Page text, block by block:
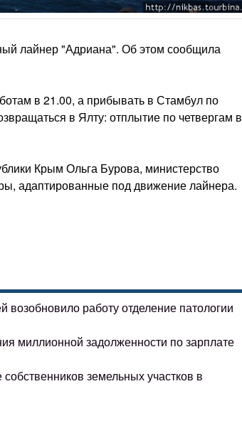
лайнер "Адриана". Об этом сообщила
в 21.00, а прибывать в Стамбул по
в Ялту: отплытие по четвергам в
Крым Ольга Бурова, министерство
адаптированные под движение лайнера.
работу отделение патологии
миллионной задолженности по зарплате
земельных участков в